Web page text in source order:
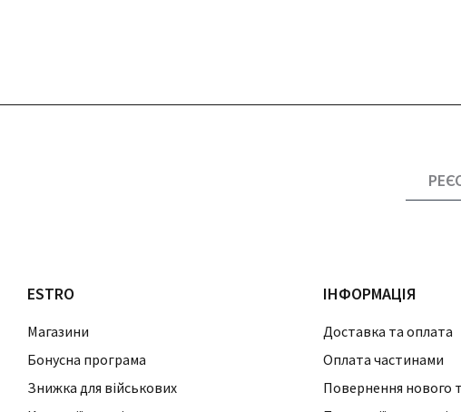
ESTRO
Магазини
Бонусна програма
Знижка для військових
ІНФОРМАЦІЯ
Доставка та оплата
Оплата частинами
Повернення нового